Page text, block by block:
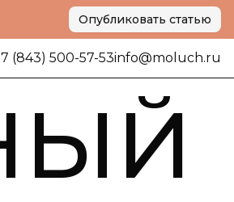
Опубликовать статью
(843) 500-57-53info@moluch.ru